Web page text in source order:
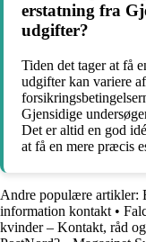
erstatning fra
udgifter?
Tiden det tager at få
udgifter kan variere
Gjensidige
Det er altid en god
at få en mere præcis
Andre populære artikler:
information kontakt •
kvinder – Kontakt, råd